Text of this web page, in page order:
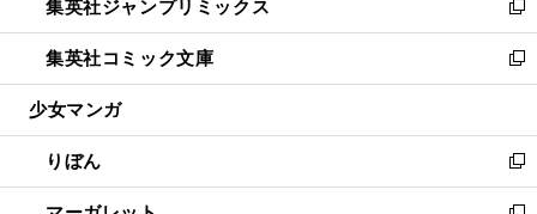
く
で
開
く
ド
ウ
で
開
ィ
ン
ド
ウ
開
く
い
ウ
ィ
ン
ウ
で
開
集英社ジャンプリミックス
新
し
い
ウ
ン
ド
ウ
集英社コミック文庫
新
し
ウ
ィ
ン
少女マンガ
りぼん
新
し